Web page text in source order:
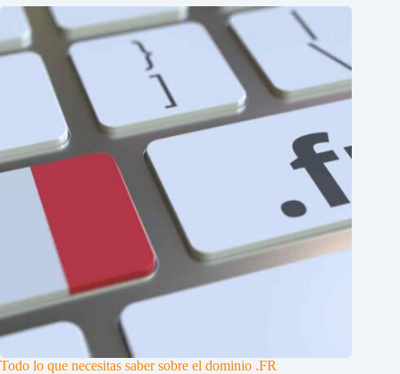
Todo lo que necesitas saber sobre el dominio .FR